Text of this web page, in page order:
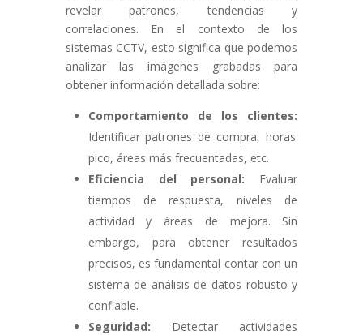
revelar patrones, tendencias y
correlaciones. En el contexto de los
sistemas CCTV, esto significa que podemos
analizar las imágenes grabadas para
obtener información detallada sobre:
Comportamiento de los clientes:
Identificar patrones de compra, horas
pico, áreas más frecuentadas, etc.
Eficiencia del personal: Evaluar
tiempos de respuesta, niveles de
actividad y áreas de mejora. Sin
embargo, para obtener resultados
precisos, es fundamental contar con un
sistema de análisis de datos robusto y
confiable.
Seguridad: Detectar actividades